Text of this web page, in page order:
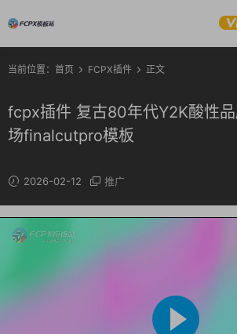
当前位置： 首页 FCPX插件 正文
fcpx插件 复古80年代Y2K酸性
场finalcutpro模板
2026-02-12 推广